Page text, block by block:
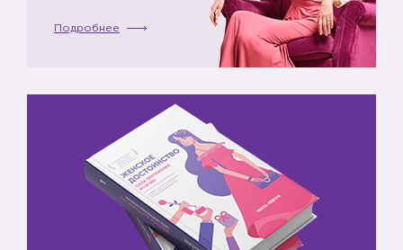
Подробнее